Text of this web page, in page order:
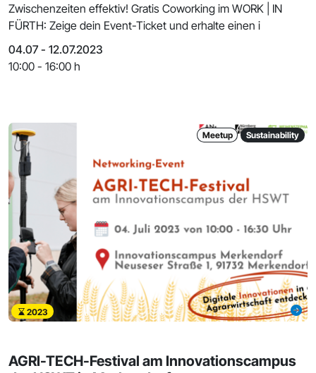
Zwischenzeiten effektiv! Gratis Coworking im WORK | IN
FÜRTH: Zeige dein Event-Ticket und erhalte einen i
04.07 - 12.07.2023
10:00 - 16:00 h
Meetup Sustainability
2023
AGRI-TECH-Festival am Innovationscampus